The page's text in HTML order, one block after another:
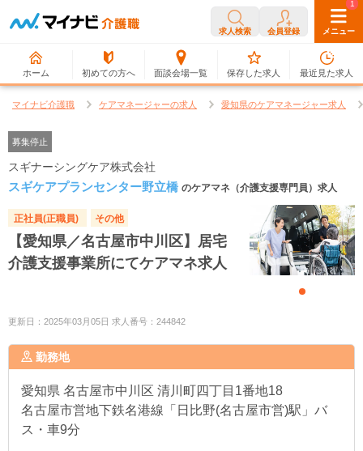
求人検索 会員登録 メニュー
ホーム 初めての方へ 面談会場一覧
0
保存した求人
1
最近見た求人
マイナビ介護職 ケアマネージャーの求人 愛知県のケアマネージャー求人
募集停止
スギナーシングケア株式会社
スギケアプランセンター野立橋 のケアマネ（介護支援専門員）求人
正社員(正職員) その他
【愛知県／名古屋市中川区】居宅
介護支援事業所にてケアマネ求人
更新日：2025年03月05日 求人番号：244842
勤務地
愛知県 名古屋市中川区 清川町四丁目1番地18
名古屋市営地下鉄名港線「日比野(名古屋市営)駅」バ
ス・車9分